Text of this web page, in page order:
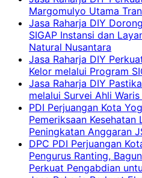
Margomulyo Utama
Jasa Raharja DIY
SIGAP Instansi dan
Natural Nusantara
Jasa Raharja DIY
Kelor melalui Program
Jasa Raharja DIY
melalui Survei Ahli
PDI Perjuangan Kota
Pemeriksaan Kesehatan
Peningkatan Anggaran
DPC PDI Perjuangan
Pengurus Ranting,
Perkuat Pengabdian